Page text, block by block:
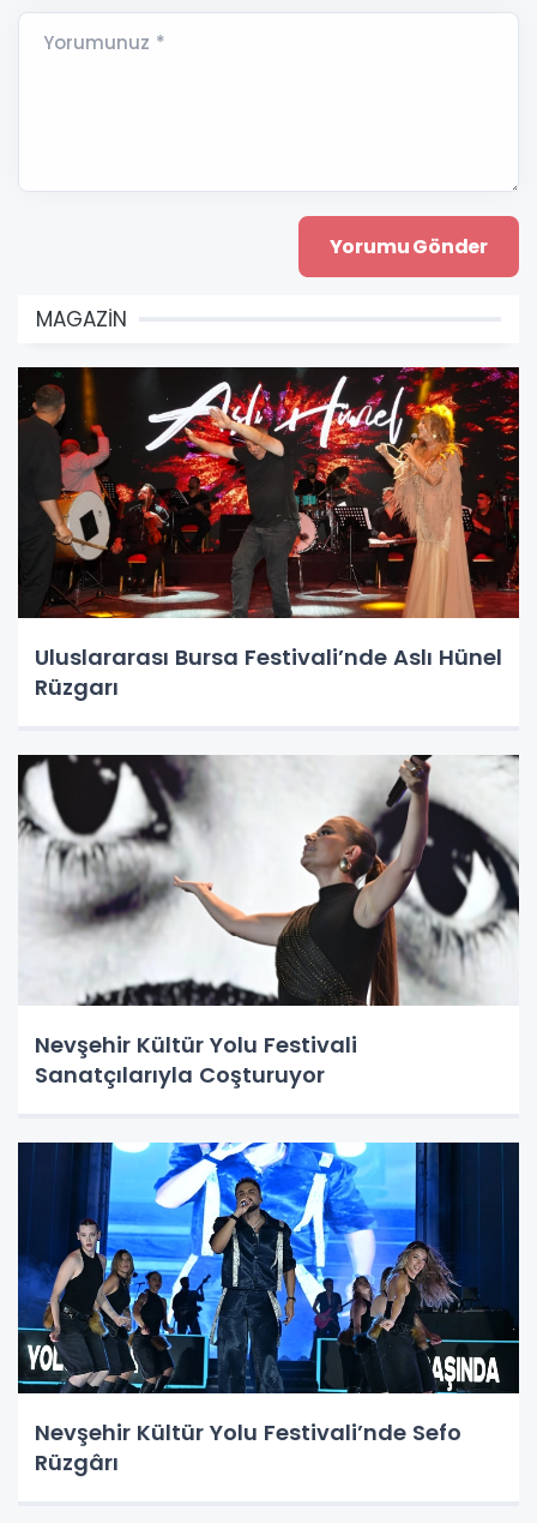
Yorumunuz *
MAGAZİN
Uluslararası Bursa Festivali’nde Aslı Hünel
Rüzgarı
Nevşehir Kültür Yolu Festivali
Sanatçılarıyla Coşturuyor
Nevşehir Kültür Yolu Festivali’nde Sefo
Rüzgârı